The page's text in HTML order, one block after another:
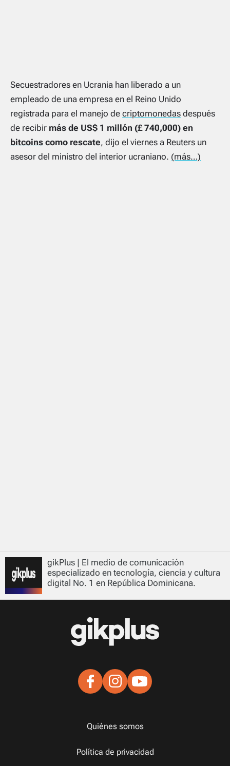
Secuestradores en Ucrania han liberado a un
empleado de una empresa en el Reino Unido
registrada para el manejo de criptomonedas después
de recibir más de US$ 1 millón (£ 740,000) en
bitcoins como rescate, dijo el viernes a Reuters un
asesor del ministro del interior ucraniano. (más…)
gikPlus | El medio de comunicación
especializado en tecnología, ciencia y cultura
digital No. 1 en República Dominicana.
Quiénes somos
Política de privacidad